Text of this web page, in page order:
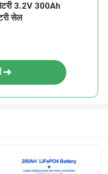
3.2V 300Ah
सेल